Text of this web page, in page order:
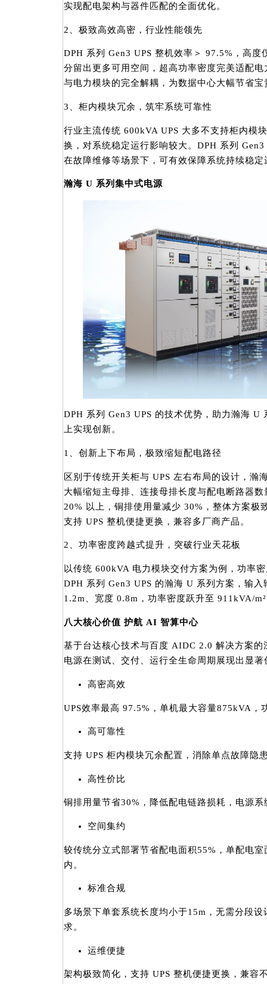
实现配电架构与器件匹配的全面优化。
2、极致高效高密，行业性能领先
DPH 系列 Gen3 UPS 整机效率＞ 97.5%，高
分留出更多可用空间，超高功率密度完美适配
与电力模块的完全解耦，为数据中心大幅节省
3、柜内模块冗余，筑牢系统可靠性
行业主流传统 600kVA UPS 大多不支持柜内模
换，对系统稳定运行影响较大。DPH 系列
在故障维修等场景下，可有效保障系统持续稳
瀚海 U 系列集中式电源
DPH 系列 Gen3 UPS 的技术优势，助力瀚海 U
上实现创新。
1、创新上下布局，极致缩短配电路径
区别于传统开关柜与 UPS 左右布局的设计，瀚
大幅缩短主母排、连接母排长度与配电断路器
20% 以上，铜排使用量减少 30%，整体方案极
支持 UPS 整机便捷更换，兼容多厂商产品。
2、功率密度跨越式提升，突破行业天花板
以传统 600kVA 电力模块交付方案为例，功率
DPH 系列 Gen3 UPS 的瀚海 U 系列方案，输
1.2m、宽度 0.8m，功率密度跃升至 911kVA/
八大核心价值 护航 AI 智算中心
基于台达核心技术与百度 AIDC 2.0 解决方案
电源在测试、交付、运行全生命周期展现出显著
高密高效
UPS效率最高 97.5%，单机最大容量875kVA，
高可靠性
支持 UPS 柜内模块冗余配置，消除单点故障隐
高性价比
铜排用量节省30%，降低配电链路损耗，电源
空间集约
较传统分立式部署节省配电面积55%，单配电
内。
标准合规
多场景下单套系统长度均小于15m，无需分段
求。
运维便捷
架构极致简化，支持 UPS 整机便捷更换，兼容